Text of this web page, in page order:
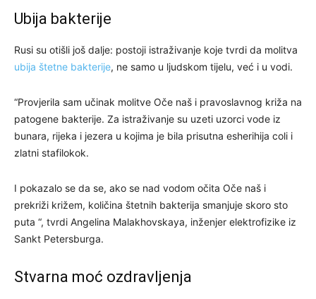
Ubija bakterije
Rusi su otišli još dalje: postoji istraživanje koje tvrdi da molitva
ubija štetne bakterije, ne samo u ljudskom tijelu, već i u vodi.
“Provjerila sam učinak molitve Oče naš i pravoslavnog križa na
patogene bakterije. Za istraživanje su uzeti uzorci vode iz
bunara, rijeka i jezera u kojima je bila prisutna esherihija coli i
zlatni stafilokok.
I pokazalo se da se, ako se nad vodom očita Oče naš i
prekriži križem, količina štetnih bakterija smanjuje skoro sto
puta “, tvrdi Angelina Malakhovskaya, inženjer elektrofizike iz
Sankt Petersburga.
Stvarna moć ozdravljenja